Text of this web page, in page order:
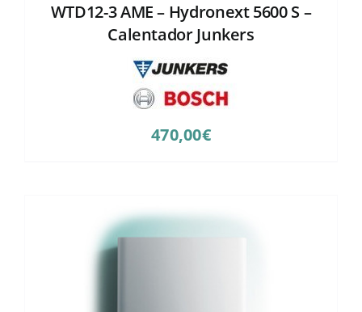
WTD12-3 AME – Hydronext 5600 S –
Calentador Junkers
470,00€